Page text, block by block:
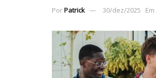
PorPatrick 30/dez/2025 Em